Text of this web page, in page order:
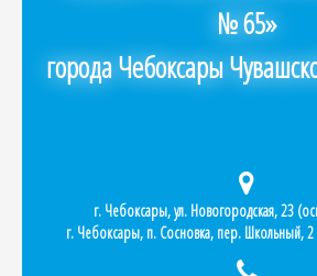
№ 65»
города Чебоксары
г. Чебоксары, ул. Новогородская, 23
г. Чебоксары, п. Сосновка, пер. Школьный, 2